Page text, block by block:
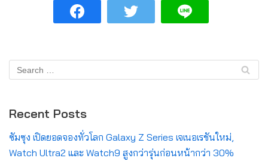
Recent Posts
ซัมซุง เปิดยอดจองทั่วโลก Galaxy Z Series เจเนอเรชันใหม่,
Watch Ultra2 และ Watch9 สูงกว่ารุ่นก่อนหน้ากว่า 30%